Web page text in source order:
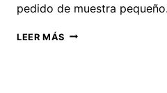
pedido de muestra pequeño.
LEER MÁS BOLSA